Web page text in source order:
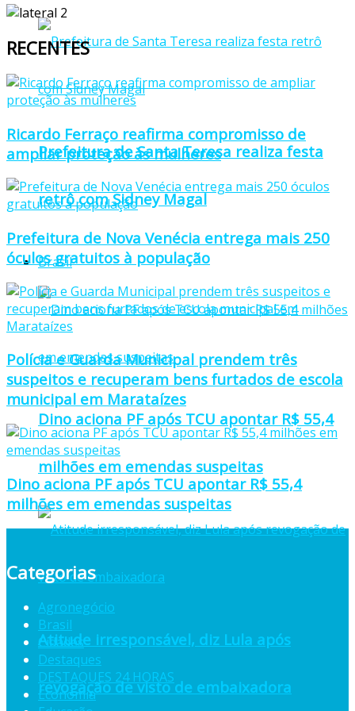
Prefeitura de Santa Teresa realiza festa
retrô com Sidney Magal
Brasil
Dino aciona PF após TCU apontar R$ 55,4
milhões em emendas suspeitas
Atitude irresponsável, diz Lula após
revogação de visto de embaixadora
RECENTES
Ricardo Ferraço reafirma compromisso de
ampliar proteção às mulheres
Prefeitura de Nova Venécia entrega mais 250
óculos gratuitos à população
Polícia e Guarda Municipal prendem três
suspeitos e recuperam bens furtados de escola
municipal em Marataízes
Dino aciona PF após TCU apontar R$ 55,4
milhões em emendas suspeitas
Categorias
Agronegócio
Brasil
Cidades
Destaques
DESTAQUES 24 HORAS
Economia